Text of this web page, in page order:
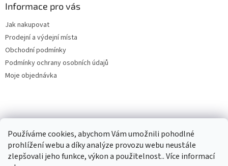
Používáme cookies, abychom Vám umožnili pohodlné
prohlížení webu a díky analýze provozu webu neustále
zlepšovali jeho funkce, výkon a použitelnost.. Více informací
Informace pro vás
Jak nakupovat
Prodejní a výdejní místa
Obchodní podmínky
Podmínky ochrany osobních údajů
Moje objednávka